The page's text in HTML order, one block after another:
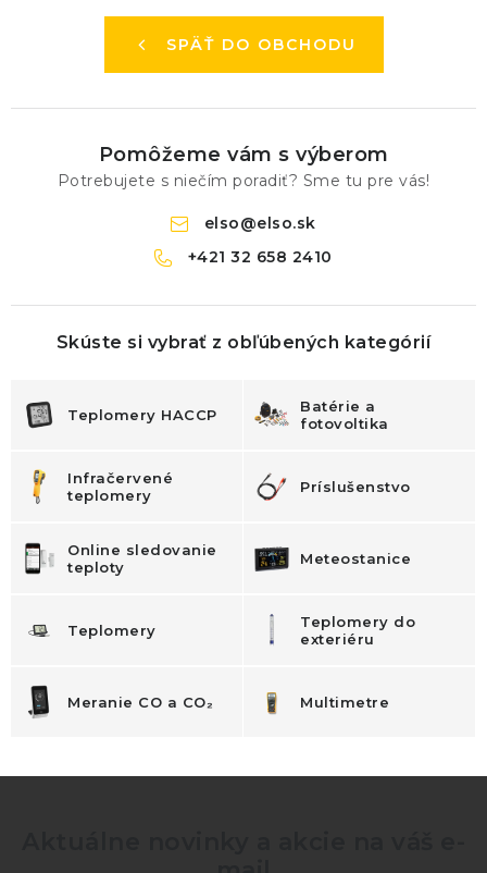
ZNAČKY
Obchodné podmienky GDPR Slovník pojmov
SPÄŤ DO OBCHODU
Pomôžeme vám s výberom
Potrebujete s niečím poradiť? Sme tu pre vás!
elso@elso.sk
+421 32 658 2410
Skúste si vybrať z obľúbených kategórií
Teplomery HACCP
Batérie a
fotovoltika
Infračervené
teplomery
Príslušenstvo
Online sledovanie
teploty
Meteostanice
Teplomery
Teplomery do
exteriéru
Meranie CO a CO₂ Multimetre